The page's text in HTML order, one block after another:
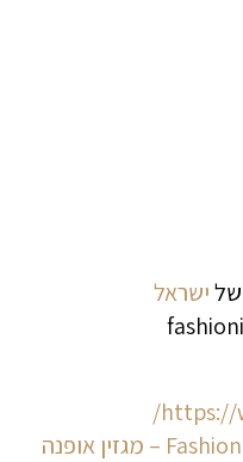
שלישראל
https://
Fashion Israel – מגזין אופנה